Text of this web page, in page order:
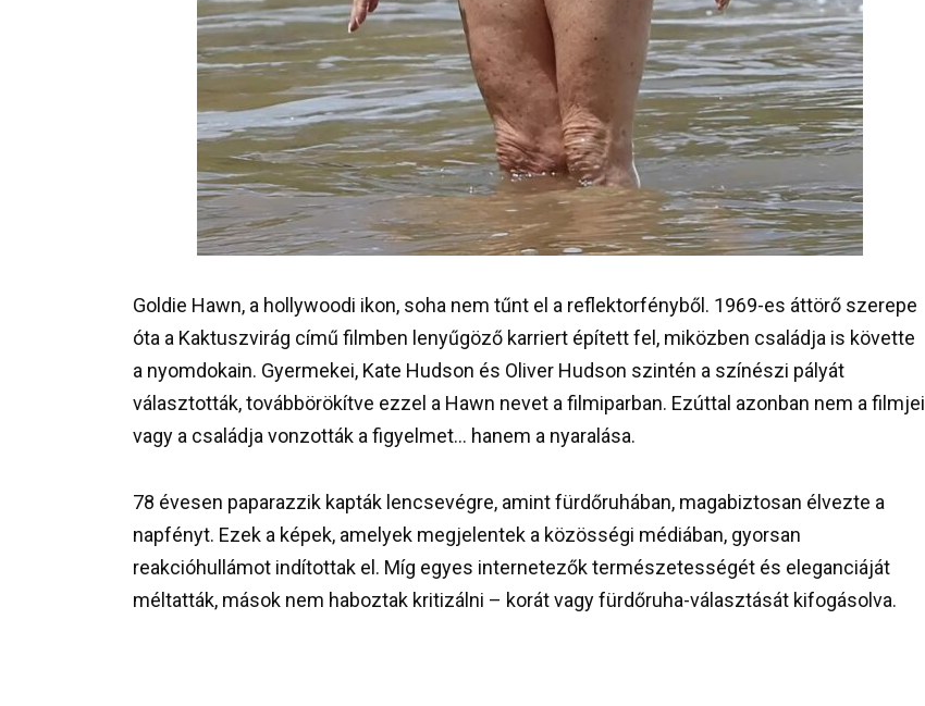
Goldie Hawn, a hollywoodi ikon, soha nem tűnt el a reflektorfényből. 1969-es áttörő szerepe
óta a Kaktuszvirág című filmben lenyűgöző karriert épített fel, miközben családja is követte
a nyomdokain. Gyermekei, Kate Hudson és Oliver Hudson szintén a színészi pályát
választották, továbbörökítve ezzel a Hawn nevet a filmiparban. Ezúttal azonban nem a filmjei
vagy a családja vonzották a figyelmet… hanem a nyaralása.
78 évesen paparazzik kapták lencsevégre, amint fürdőruhában, magabiztosan élvezte a
napfényt. Ezek a képek, amelyek megjelentek a közösségi médiában, gyorsan
reakcióhullámot indítottak el. Míg egyes internetezők természetességét és eleganciáját
méltatták, mások nem haboztak kritizálni – korát vagy fürdőruha-választását kifogásolva.